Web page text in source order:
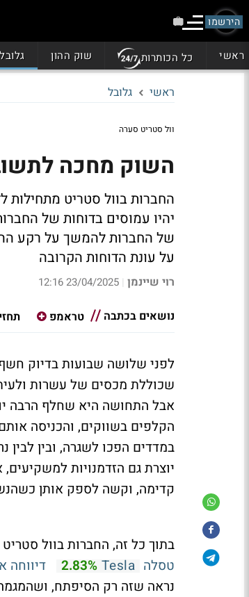
הירשמו
ראשי כל הכותרות שוק ההון גלובל
ראשי גלובל
וול סטריט סערה
השוק מחכה לתשובות: 3 נקודות לעונת הדוחות
החברות בוול סטריט מתחילות
יהיו עמוסים בדוחות של
על עונת הדוחות הקרובה
רוי שיינמן |
23/04/2025 12:16
נושאים בכתבה
טראמפ
לפני שלושה שבועות בדיוק
שכוללת מכסים של עשרות
אבל התחושה היא שחלף הרבה
במדדים הפכו לשגרה, ובין לבין
יוצרת גם הזדמנויות
קדימה, וקשה לספק אותן
בתוך כל זה, החברות בוול
טסלה Tesla
2.83% דיווחה
נראה שזה רק הסיפתח,